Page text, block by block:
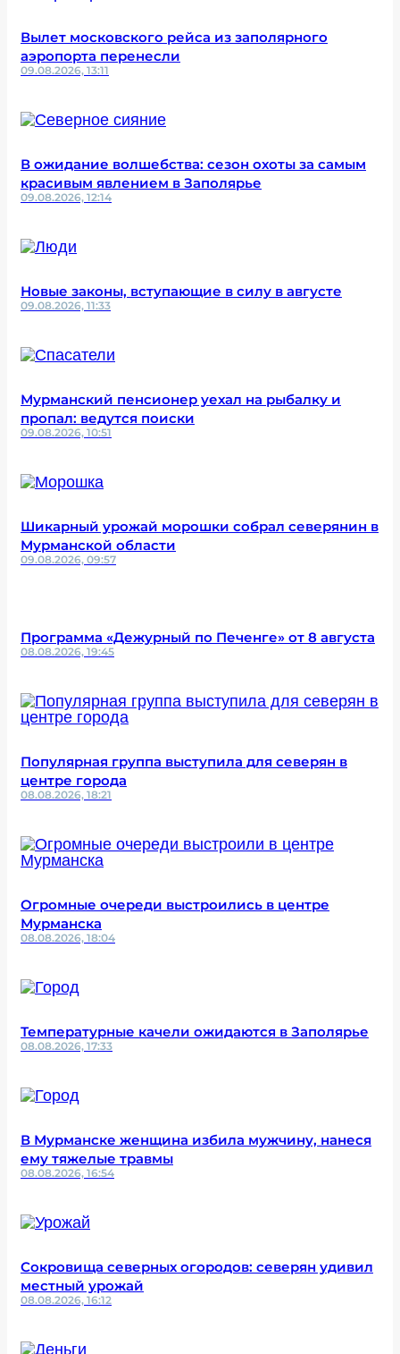
Вылет московского рейса из заполярного
аэропорта перенесли
09.08.2026, 13:11
В ожидание волшебства: сезон охоты за самым
красивым явлением в Заполярье
09.08.2026, 12:14
Новые законы, вступающие в силу в августе
09.08.2026, 11:33
Мурманский пенсионер уехал на рыбалку и
пропал: ведутся поиски
09.08.2026, 10:51
Шикарный урожай морошки собрал северянин в
Мурманской области
09.08.2026, 09:57
Программа «Дежурный по Печенге» от 8 августа
08.08.2026, 19:45
Популярная группа выступила для северян в
центре города
08.08.2026, 18:21
Огромные очереди выстроились в центре
Мурманска
08.08.2026, 18:04
Температурные качели ожидаются в Заполярье
08.08.2026, 17:33
В Мурманске женщина избила мужчину, нанеся
ему тяжелые травмы
08.08.2026, 16:54
Сокровища северных огородов: северян удивил
местный урожай
08.08.2026, 16:12